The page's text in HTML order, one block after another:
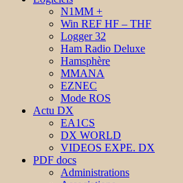
N1MM +
Win REF HF – THF
Logger 32
Ham Radio Deluxe
Hamsphère
MMANA
EZNEC
Mode ROS
Actu DX
EA1CS
DX WORLD
VIDEOS EXPE. DX
PDF docs
Administrations